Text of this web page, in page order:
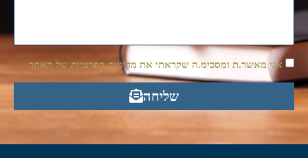
אני מאשר.ת ומסכימ.ה שקראתי את מדיניות הפרטיות של האתר
שליחה